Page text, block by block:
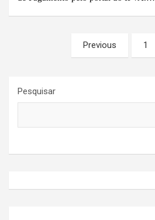
Previous 1
Pesquisar